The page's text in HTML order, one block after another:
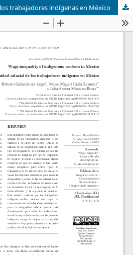
trabajadores indígenas en México